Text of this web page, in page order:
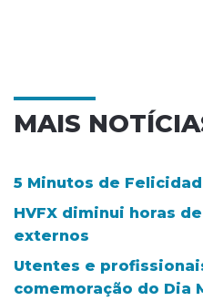
MAIS
5 Minutos de
HVFX diminui horas
externos
Utentes e
comemoração do Dia